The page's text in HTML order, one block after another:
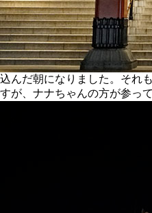
んだ朝になりました。それ
が、ナナちゃんの方が参っ